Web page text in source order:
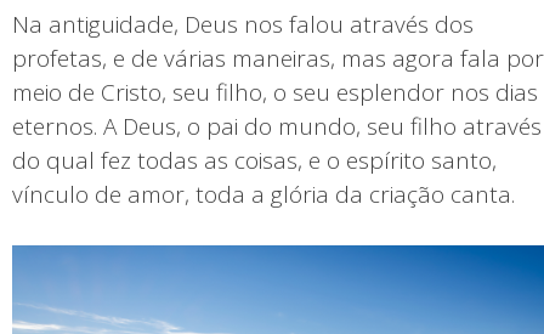
Na antiguidade, Deus nos falou através dos
profetas, e de várias maneiras, mas agora fala por
meio de Cristo, seu filho, o seu esplendor nos dias
eternos. A Deus, o pai do mundo, seu filho através
do qual fez todas as coisas, e o espírito santo,
vínculo de amor, toda a glória da criação canta.